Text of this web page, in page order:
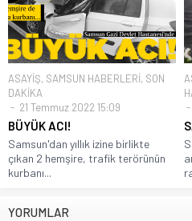
ASAYİŞ, SAMSUN HABERLERİ, SON
DAKİKA
21 Temmuz 2022 15:09
BÜYÜK ACI!
Samsun'dan yıllık izine birlikte
çıkan 2 hemşire, trafik terörünün
kurbanı...
YORUMLAR